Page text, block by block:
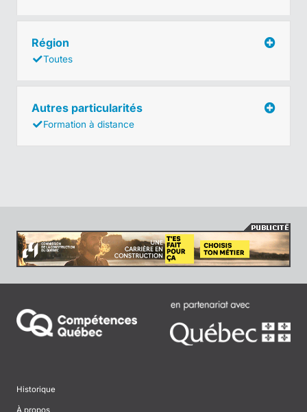
Région
Toutes
Autres particularités
Formation à distance
Historique
À propos